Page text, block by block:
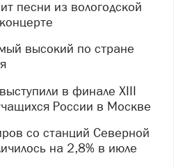
России в Москве
на 2,8% в июле